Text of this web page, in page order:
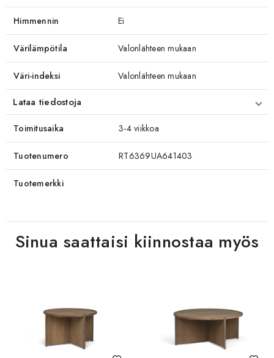
Himmennin Ei
Värilämpötila Valonlähteen mukaan
Väri-indeksi Valonlähteen mukaan
Lataa tiedostoja
Toimitusaika 3-4 viikkoa
Tuotenumero RT6369UA641403
Tuotemerkki
Sinua saattaisi kiinnostaa myös